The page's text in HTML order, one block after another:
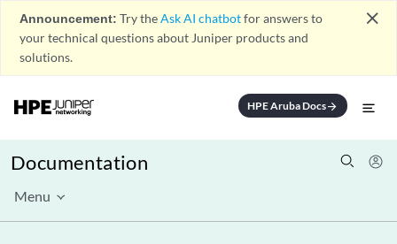
Announcement: Try theAsk AI chatbotfor answers to
your technical questions about Juniper products and
solutions.
close
HPE Aruba Docsarrow_forward
Documentation
Menu